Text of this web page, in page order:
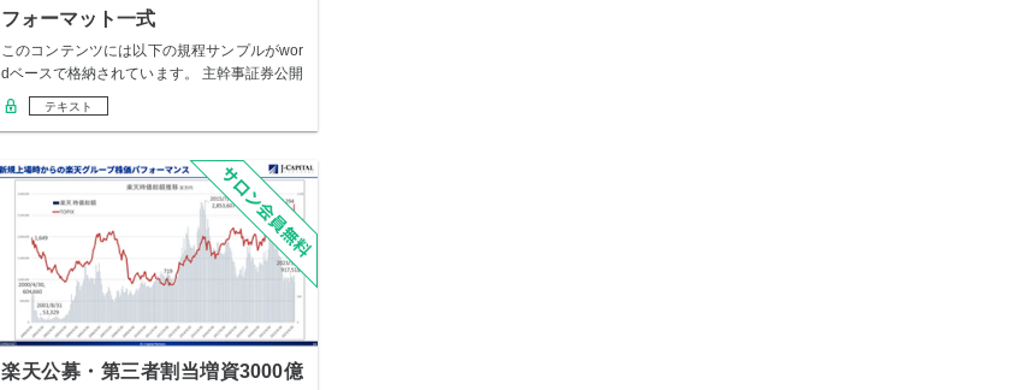
フォーマット一式
このコンテンツには以下の規程サンプルがwor
dベースで格納されています。 主幹事証券公開
引…
テキスト
楽天公募・第三者割当増資3000億